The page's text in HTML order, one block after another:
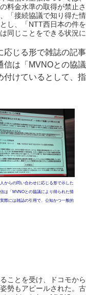
料金水準の取得が禁止さ
「接続協議で知り得た情
し、「NTT西日本の件を
同じことをできる状況に
じる形で雑誌の記事
信は「MVNOとの協議
付けているとして、指
からの問い合わせに応じる形で示した
は「MVNOとの協議により得られた情
際には雑誌の引用で、公知かつ一般的
ことを受け、ドコモから
勢もアピールされた。古